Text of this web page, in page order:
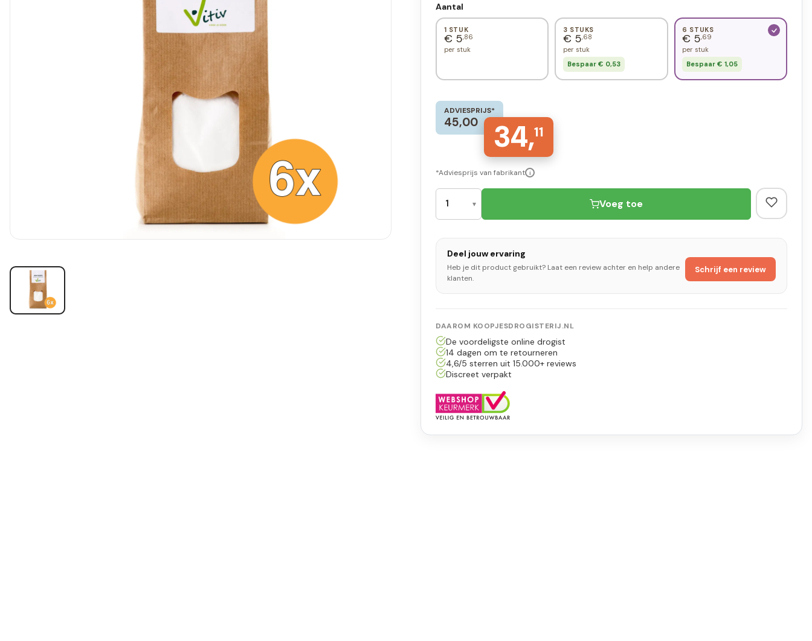
Aantal
1 STUK
€ 5,86
per stuk
3 STUKS
€ 5,68
per stuk
Bespaar € 0,53
6 STUKS
€ 5,69
per stuk
Bespaar € 1,05
ADVIESPRIJS*
45,00 34,11
*Adviesprijs van fabrikant i
Voeg toe
Deel jouw ervaring
Heb je dit product gebruikt? Laat een review achter en help andere
klanten.
Schrijf een review
DAAROM KOOPJESDROGISTERIJ.NL
De voordeligste online drogist
14 dagen om te retourneren
4,6/5 sterren uit 15.000+ reviews
Discreet verpakt